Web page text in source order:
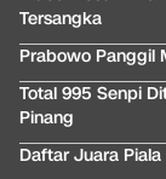
Tersangka
Prabowo Panggil
Total 995 Senpi
Pinang
Daftar Juara